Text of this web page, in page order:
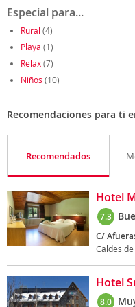
Especial para...
Rural (4)
Playa (1)
Relax(7)
Niños (10)
Recomendaciones para ti
Recomendados
Hotel
7.3
C/
Caldes de
Hotel
8.0